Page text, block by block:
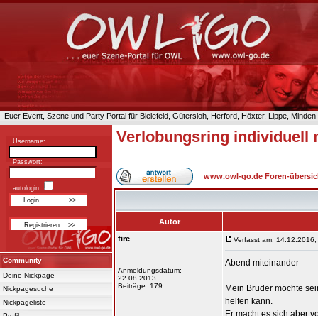
Euer Event, Szene und Party Portal für Bielefeld, Gütersloh, Herford, Höxter, Lippe,
Username:
Passwort:
autologin:
Community
Deine Nickpage
Nickpagesuche
Nickpageliste
Verlobungsring individuell
www.owl-go.de Foren-
Autor
fire
Anmeldungsdatum:
22.08.2013
Beiträge: 179
Verfasst am:
Abend miteinander
Mein Bruder möchte
helfen kann.
Er macht es sich aber